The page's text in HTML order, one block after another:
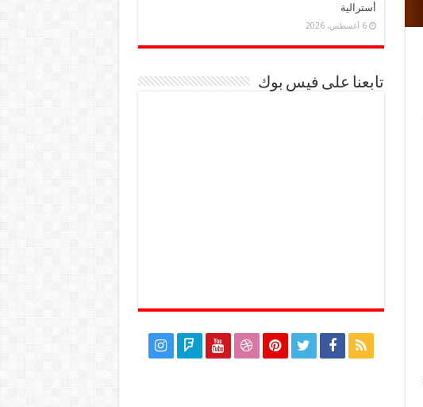
أسترالية
6 أغسطس، 2026
تابعنا على فيس بوك